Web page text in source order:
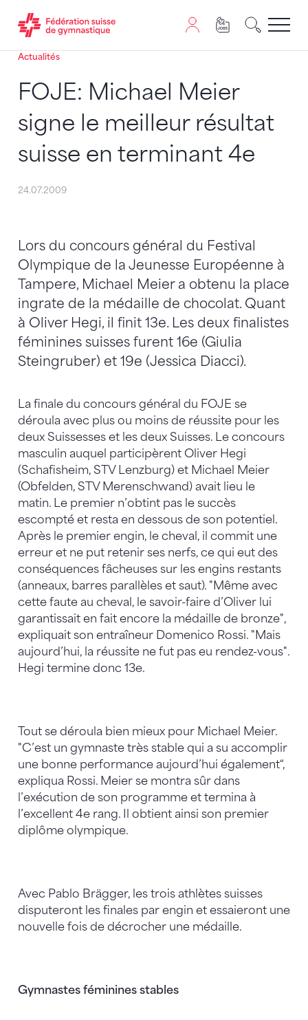
Passer au contenu
Naviguer vers le plan du siten
JavaScript est nécessaire pour naviguer sur ce site.
Actualités
FOJE: Michael Meier
signe le meilleur résultat
suisse en terminant 4e
24.07.2009
Lors du concours général du Festival
Olympique de la Jeunesse Européenne à
Tampere, Michael Meier a obtenu la place
ingrate de la médaille de chocolat. Quant
à Oliver Hegi, il finit 13e. Les deux finalistes
féminines suisses furent 16e (Giulia
Steingruber) et 19e (Jessica Diacci).
La finale du concours général du FOJE se
déroula avec plus ou moins de réussite pour les
deux Suissesses et les deux Suisses. Le concours
masculin auquel participèrent Oliver Hegi
(Schafisheim, STV Lenzburg) et Michael Meier
(Obfelden, STV Merenschwand) avait lieu le
matin. Le premier n’obtint pas le succès
escompté et resta en dessous de son potentiel.
Après le premier engin, le cheval, il commit une
erreur et ne put retenir ses nerfs, ce qui eut des
conséquences fâcheuses sur les engins restants
(anneaux, barres parallèles et saut). "Même avec
cette faute au cheval, le savoir-faire d’Oliver lui
garantissait en fait encore la médaille de bronze",
expliquait son entraîneur Domenico Rossi. "Mais
aujourd’hui, la réussite ne fut pas eu rendez-vous".
Hegi termine donc 13e.
Tout se déroula bien mieux pour Michael Meier.
"C’est un gymnaste très stable qui a su accomplir
une bonne performance aujourd’hui également“,
expliqua Rossi. Meier se montra sûr dans
l’exécution de son programme et termina à
l’excellent 4e rang. Il obtient ainsi son premier
diplôme olympique.
Avec Pablo Brägger, les trois athlètes suisses
disputeront les finales par engin et essaieront une
nouvelle fois de décrocher une médaille.
Gymnastes féminines stables